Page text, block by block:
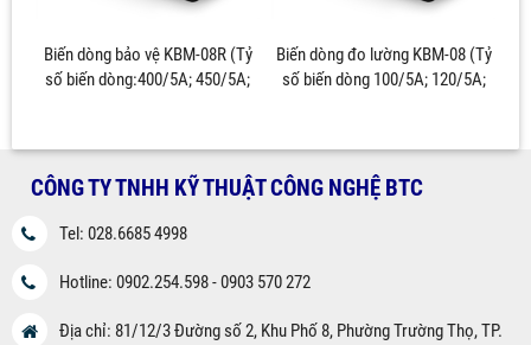
Biến dòng bảo vệ KBM-08R (Tỷ
số biến dòng:400/5A; 450/5A;
Biến dòng đo lường KBM-08 (Tỷ
số biến dòng 100/5A; 120/5A;
CÔNG TY TNHH KỸ THUẬT CÔNG NGHỆ BTC
Tel: 028.6685 4998
Hotline: 0902.254.598 - 0903 570 272
Địa chỉ: 81/12/3 Đường số 2, Khu Phố 8, Phường Trường Thọ, TP.